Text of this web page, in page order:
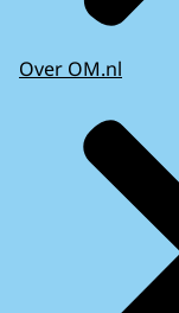
Over OM.nl